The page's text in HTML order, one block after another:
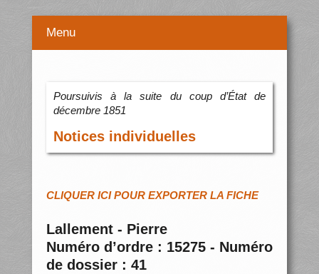
Menu
Poursuivis à la suite du coup d’État de
décembre 1851
Notices individuelles
CLIQUER ICI POUR EXPORTER LA FICHE
Lallement - Pierre
Numéro d’ordre : 15275 - Numéro
de dossier : 41